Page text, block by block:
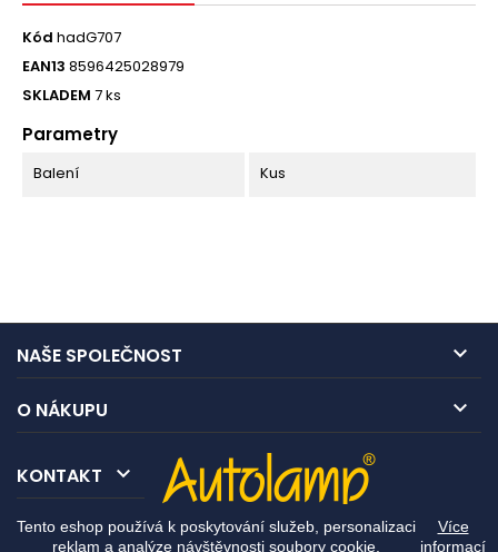
Tento eshop používá k poskytování služeb, personalizaci
reklam a analýze návštěvnosti soubory cookie.
Více
informací
Kód hadG707
EAN13 8596425028979
SKLADEM 7 ks
Parametry
Balení Kus
NAŠE SPOLEČNOST 
O NÁKUPU 
KONTAKT 